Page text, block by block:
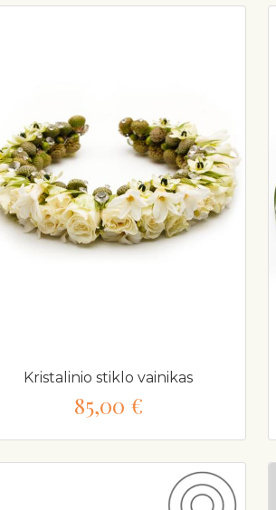
Kristalinio stiklo vainikas
85,00 €